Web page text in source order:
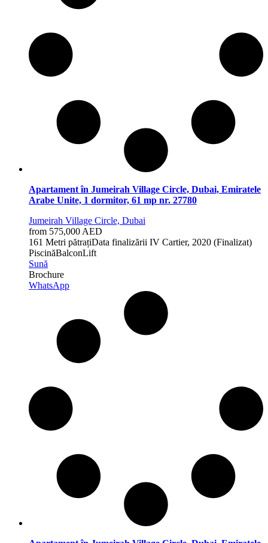
Apartament în Jumeirah Village Circle, Dubai, Emiratele
Arabe Unite, 1 dormitor, 61 mp nr. 27780
Jumeirah Village Circle, Dubai
from 575,000 AED
161 Metri pătrațiData finalizării IV Cartier, 2020 (Finalizat)
PiscinăBalconLift
Sună
Brochure
WhatsApp